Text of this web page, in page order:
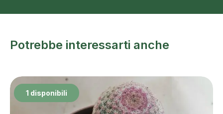
Potrebbe interessarti anche
1 disponibili